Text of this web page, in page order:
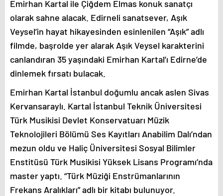
Emirhan Kartal ile Çiğdem Elmas konuk sanatçı
olarak sahne alacak. Edirneli sanatsever, Aşık
Veysel’in hayat hikayesinden esinlenilen “Aşık” adlı
filmde, başrolde yer alarak Aşık Veysel karakterini
canlandıran 35 yaşındaki Emirhan Kartal’ı Edirne’de
dinlemek fırsatı bulacak.
Emirhan Kartal İstanbul doğumlu ancak aslen Sivas
Kervansaraylı. Kartal İstanbul Teknik Üniversitesi
Türk Musikisi Devlet Konservatuarı Müzik
Teknolojileri Bölümü Ses Kayıtları Anabilim Dalı’ndan
mezun oldu ve Haliç Üniversitesi Sosyal Bilimler
Enstitüsü Türk Musikisi Yüksek Lisans Programı’nda
master yaptı. “Türk Müziği Enstrümanlarının
Frekans Aralıkları” adlı bir kitabı bulunuyor.